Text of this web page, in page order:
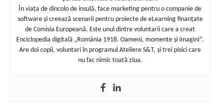
În viața de dincolo de insulă, face marketing pentru o companie de
software și creează scenarii pentru proiecte de eLearning finanțate
de Comisia Europeană. Este unul dintre voluntarii care a creat
Enciclopedia digitală „România 1918. Oameni, momente și imagini”.
Are doi copii, voluntari în programul Ateliere S&T, și trei pisici care
nu fac nimic toată ziua.